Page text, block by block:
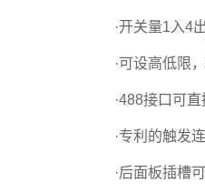
·开关量1入4出
·可设高低限，
·488接口可直
·专利的触发连
·后面板插槽可